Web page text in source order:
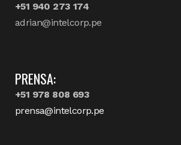
+51 940 273 174
adrian@intelcorp.pe
PRENSA:
+51 978 808 693
prensa@intelcorp.pe